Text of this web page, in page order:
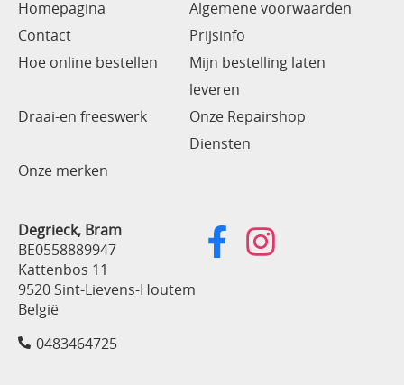
Homepagina
Algemene voorwaarden
Contact
Prijsinfo
Hoe online bestellen
Mijn bestelling laten
leveren
Draai-en freeswerk
Onze Repairshop
Diensten
Onze merken
Degrieck, Bram
BE0558889947
Kattenbos 11
9520 Sint-Lievens-Houtem
België
0483464725